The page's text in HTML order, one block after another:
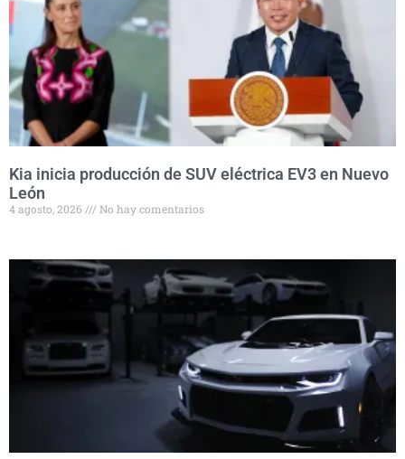
Kia inicia producción de SUV eléctrica EV3 en Nuevo
León
4 agosto, 2026 No hay comentarios